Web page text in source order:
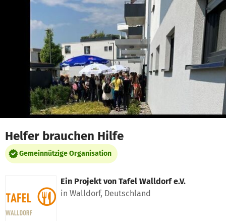
Zum Hauptinhalt springen
Erklärung zur Barrierefreiheit anzeigen
Helfer brauchen Hilfe
Gemeinnützige Organisation
Ein Projekt von Tafel Walldorf e.V.
in Walldorf, Deutschland